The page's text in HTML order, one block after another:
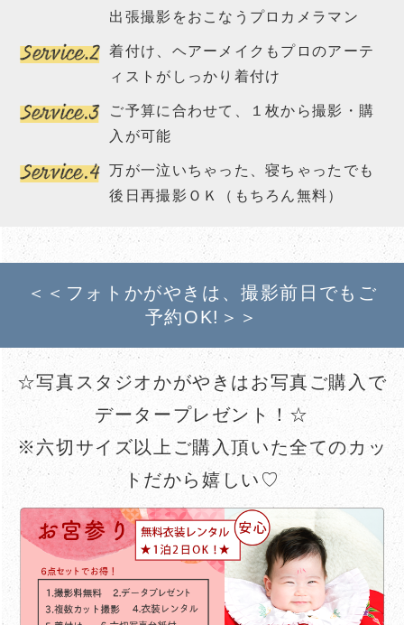
出張撮影をおこなうプロカメラマン
着付け、ヘアーメイクもプロのアーテ
ィストが しっかり着付け
ご予算に合わせて、１枚から撮影・購
入が可能
万が一泣いちゃった、寝ちゃったでも
後日再撮影ＯＫ
（もちろん無料）
＜＜フォトかがやきは、撮影前日でもご
予約OK!＞＞
☆写真スタジオかがやきはお写真ご購入で
データープレゼント！☆
※六切サイズ以上ご購入頂いた全てのカッ
トだから嬉しい♡